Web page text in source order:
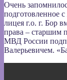
Очень
подготовленное
лицея г.о. г. Бор
права – старшим
МВД России
Валерьевичем.